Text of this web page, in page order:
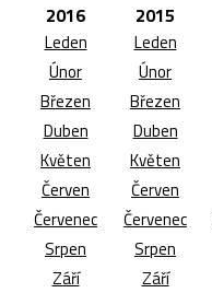
2016
Leden
Únor
Březen
Duben
Květen
Červen
Červenec
Srpen
Září
2015
Leden
Únor
Březen
Duben
Květen
Červen
Červenec
Srpen
Září